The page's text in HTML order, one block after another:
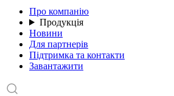
Про компанію
Продукція
Новини
Для партнерів
Підтримка та контакти
Завантажити